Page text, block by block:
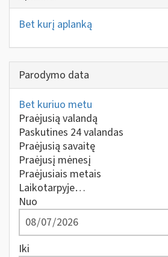
Bet kurį aplanką
Parodymo data
Bet kuriuo metu
Praėjusią valandą
Paskutines 24 valandas
Praėjusią savaitę
Praėjusį mėnesį
Praėjusiais metais
Laikotarpyje…
Nuo
Iki